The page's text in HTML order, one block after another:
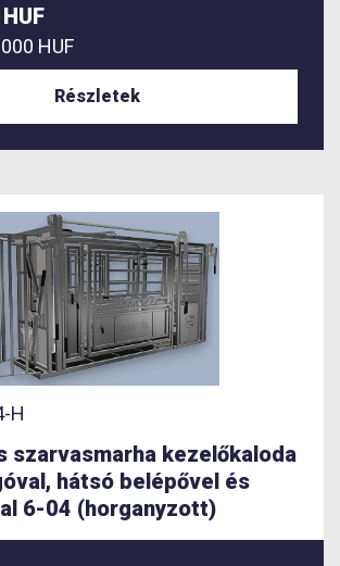
HUF
Részletek
H
szarvasmarha kezelőkaloda
hátsó belépővel és
6-04 (horganyzott)